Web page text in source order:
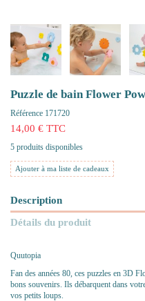
Puzzle de bain Flower
Référence 171720
14,00 € TTC
5 produits disponibles
Ajouter à ma liste de cadeaux
Description
Détails du produit
Quutopia
Fan des années 80, ces puzzles en 3D
bons souvenirs. Ils débarquent dans
vos petits loups.